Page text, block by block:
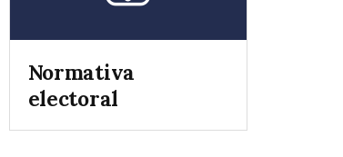
Normativa
electoral